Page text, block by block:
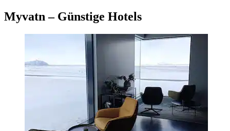
Myvatn – Günstige Hotels